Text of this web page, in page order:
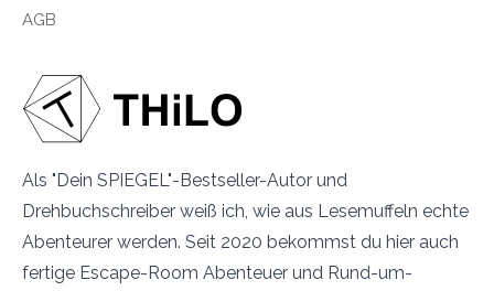
Als "Dein SPIEGEL"-Bestseller-Autor und
Drehbuchschreiber weiß ich, wie aus Lesemuffeln echte
Abenteurer werden. Seit 2020 bekommst du hier auch
fertige Escape-Room Abenteuer und Rund-um-
AGB